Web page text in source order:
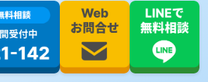
埼玉県狭山市狭山49-39
サービスセンター
〒264-0016
葉市若葉区大宮町1288-7